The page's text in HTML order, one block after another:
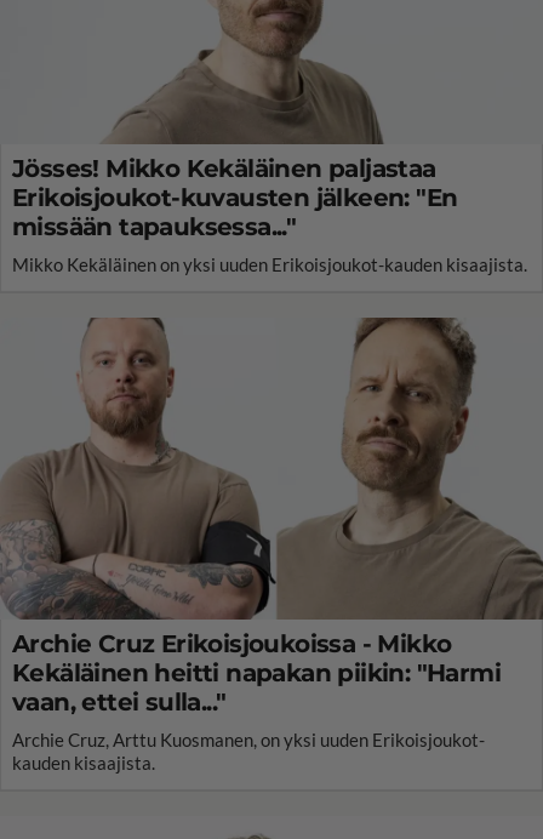
Jösses! Mikko Kekäläinen paljastaa
Erikoisjoukot-kuvausten jälkeen: "En
missään tapauksessa..."
Mikko Kekäläinen on yksi uuden Erikoisjoukot-kauden kisaajista.
Archie Cruz Erikoisjoukoissa - Mikko
Kekäläinen heitti napakan piikin: "Harmi
vaan, ettei sulla..."
Archie Cruz, Arttu Kuosmanen, on yksi uuden Erikoisjoukot-
kauden kisaajista.